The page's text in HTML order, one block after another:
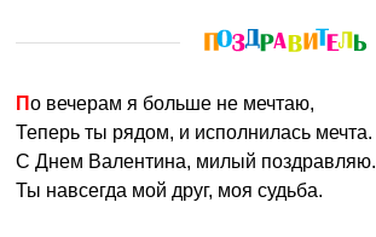
По вечерам я больше не мечтаю,
Теперь ты рядом, и исполнилась мечта.
С Днем Валентина, милый поздравляю.
Ты навсегда мой друг, моя судьба.